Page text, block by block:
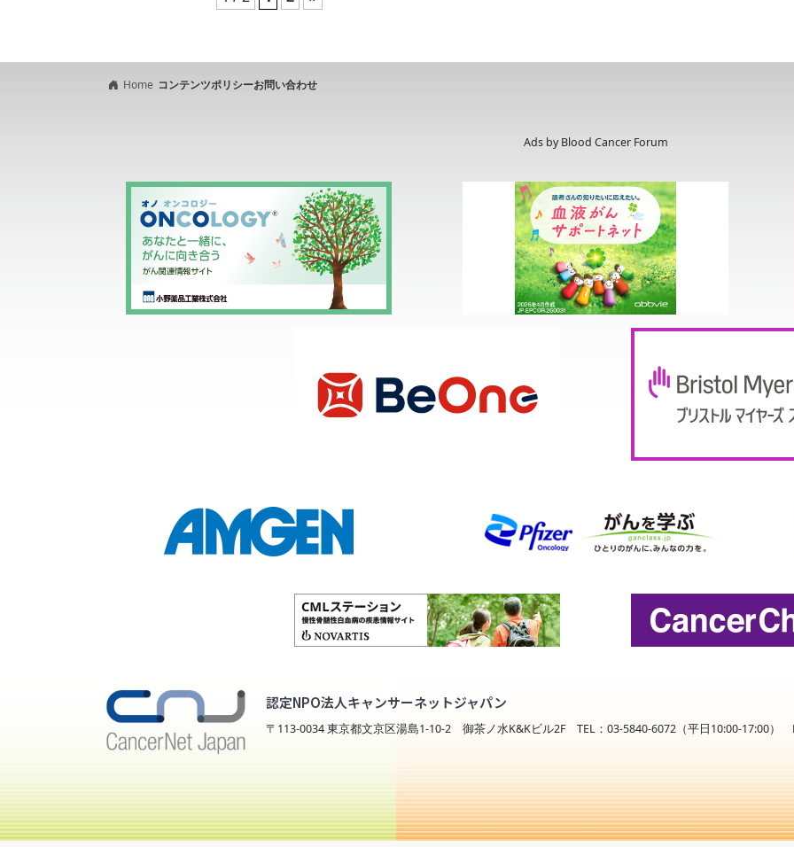
Home コンテンツポリシーお問い合わせ
Ads by Blood Cancer Forum
認定NPO法人キャンサーネットジャパン
〒113-0034 東京都文京区湯島1-10-2 御茶ノ水K&Kビル2F TEL：03-5840-6072（平日10:00-17:00）